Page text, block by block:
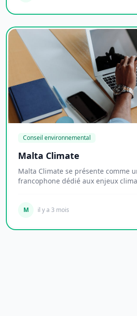
Conseil environnemental
Malta Climate
Malta Climate se présente comme
francophone dédié aux enjeux
M il y a 3 mois